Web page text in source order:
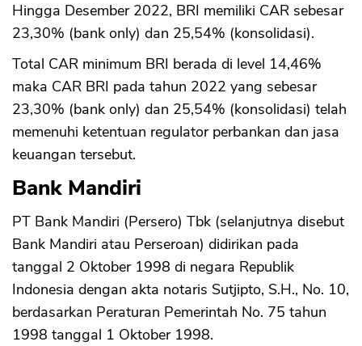
Hingga Desember 2022, BRI memiliki CAR sebesar
23,30% (bank only) dan 25,54% (konsolidasi).
Total CAR minimum BRI berada di level 14,46%
maka CAR BRI pada tahun 2022 yang sebesar
23,30% (bank only) dan 25,54% (konsolidasi) telah
memenuhi ketentuan regulator perbankan dan jasa
keuangan tersebut.
Bank Mandiri
PT Bank Mandiri (Persero) Tbk (selanjutnya disebut
Bank Mandiri atau Perseroan) didirikan pada
tanggal 2 Oktober 1998 di negara Republik
Indonesia dengan akta notaris Sutjipto, S.H., No. 10,
berdasarkan Peraturan Pemerintah No. 75 tahun
1998 tanggal 1 Oktober 1998.